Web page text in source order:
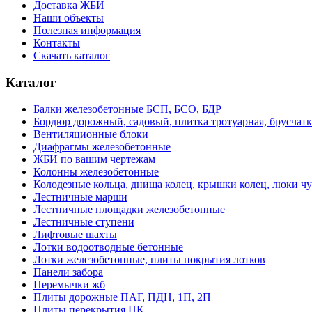
Доставка ЖБИ
Наши объекты
Полезная информация
Контакты
Скачать каталог
Каталог
Балки железобетонные БСП, БСО, БДР
Бордюр дорожный, садовый, плитка тротуарная,
Вентиляционные блоки
Диафрагмы железобетонные
ЖБИ по вашим чертежам
Колонны железобетонные
Колодезные кольца, днища колец, крышки колец, люки
Лестничные марши
Лестничные площадки железобетонные
Лестничные ступени
Лифтовые шахты
Лотки водоотводные бетонные
Лотки железобетонные, плиты покрытия лотков
Панели забора
Перемычки жб
Плиты дорожные ПАГ, ПДН, 1П, 2П